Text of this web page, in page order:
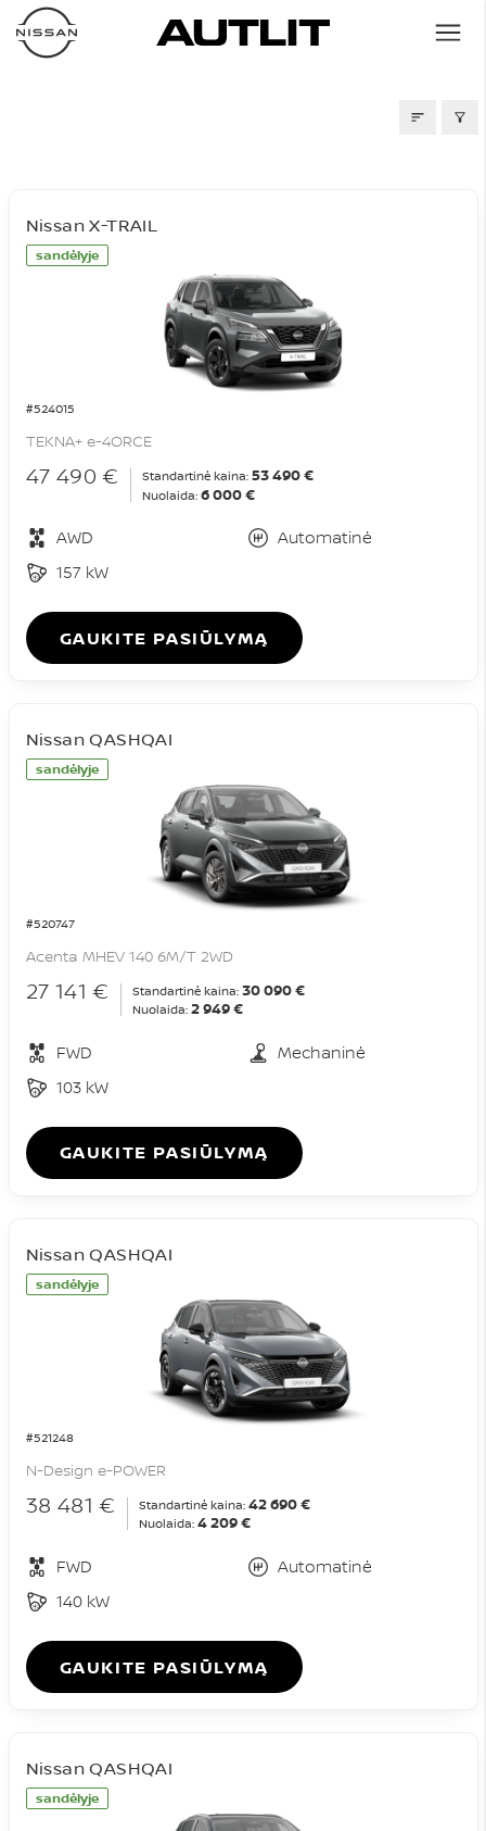
sandėlyje
#524015
Nissan X-TRAIL
TEKNA+ e-4ORCE
47 490 € Standartinė kaina: 53 490 €
Nuolaida: 6 000 €
AWD
Automatinė
157 kW
GAUKITE PASIŪLYMĄ
sandėlyje
#520747
Nissan QASHQAI
Acenta MHEV 140 6M/T 2WD
27 141 € Standartinė kaina: 30 090 €
Nuolaida: 2 949 €
FWD
Mechaninė
103 kW
GAUKITE PASIŪLYMĄ
sandėlyje
#521248
Nissan QASHQAI
N-Design e-POWER
38 481 € Standartinė kaina: 42 690 €
Nuolaida: 4 209 €
FWD
Automatinė
140 kW
GAUKITE PASIŪLYMĄ
sandėlyje
Nissan QASHQAI